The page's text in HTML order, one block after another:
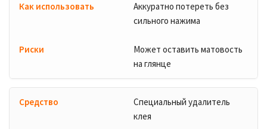
Аккуратно потереть без
сильного нажима
Может оставить матовость
на глянце
Специальный удалитель
клея